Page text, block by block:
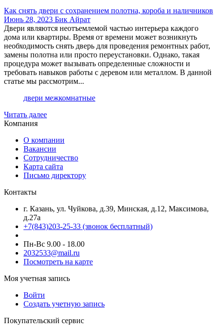
Как снять двери с сохранением полотна, короба и наличников
Июнь 28, 2023 Бик Айрат
Двери являются неотъемлемой частью интерьера каждого
дома или квартиры. Время от времени может возникнуть
необходимость снять дверь для проведения ремонтных работ,
замены полотна или просто переустановки. Однако, такая
процедура может вызывать определенные сложности и
требовать навыков работы с деревом или металлом. В данной
статье мы рассмотрим...
двери межкомнатные
Читать далее
Компания
О компании
Вакансии
Сотрудничество
Карта сайта
Письмо директору
Контакты
г. Казань, ул. Чуйкова, д.39, Минская, д.12, Максимова,
д.27а
+7(843)203-25-33 (звонок бесплатный)
Пн-Вс 9.00 - 18.00
2032533@mail.ru
Посмотреть на карте
Моя учетная запись
Войти
Создать учетную запись
Покупательский сервис